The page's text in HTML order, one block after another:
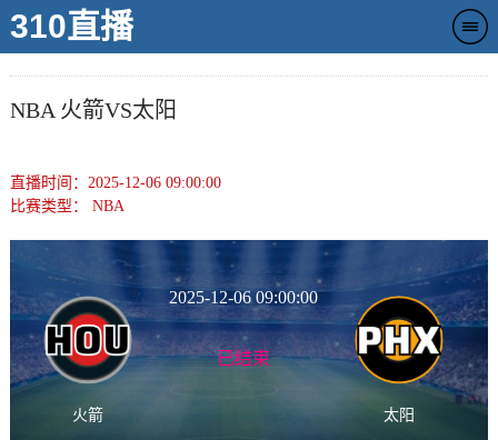
310直播
NBA 火箭VS太阳
直播时间：2025-12-06 09:00:00
比赛类型： NBA
火箭
2025-12-06 09:00:00
已结束
太阳